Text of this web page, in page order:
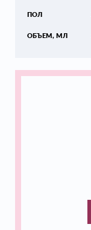
ПОЛ
ОБЪЕМ, МЛ